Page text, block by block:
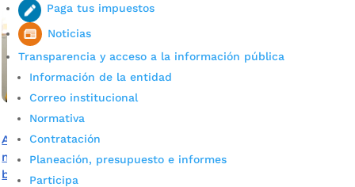
Paga tus impuestos
Noticias
Transparencia y acceso a la información pública
Información de la entidad
Correo institucional
Normativa
Contratación
Planeación, presupuesto e informes
Participa
Alcaldía de Bucaramanga ha entregado más de 74 mil
mercados como respuesta a las necesidades de los
bumangueses